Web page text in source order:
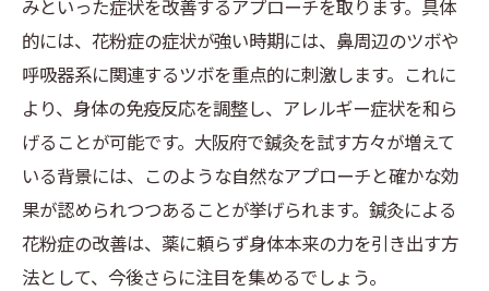
大阪で受ける鍼灸施術の特徴と効果
花粉症と鍼灸の相性—大阪府の施術例から見る
効果と期待
鍼灸と花粉症の相性の良さを示す事例
大阪府内での鍼灸施術の成功例
鍼灸による花粉症症状の緩和事例
花粉症患者が選ぶ鍼灸の魅力
鍼灸の効果を最大限に引き出す方法
みといった症状を改善するアプローチを取ります。具体
的には、花粉症の症状が強い時期には、鼻周辺のツボや
呼吸器系に関連するツボを重点的に刺激します。これに
より、身体の免疫反応を調整し、アレルギー症状を和ら
げることが可能です。大阪府で鍼灸を試す方々が増えて
いる背景には、このような自然なアプローチと確かな効
果が認められつつあることが挙げられます。鍼灸による
花粉症の改善は、薬に頼らず身体本来の力を引き出す方
法として、今後さらに注目を集めるでしょう。